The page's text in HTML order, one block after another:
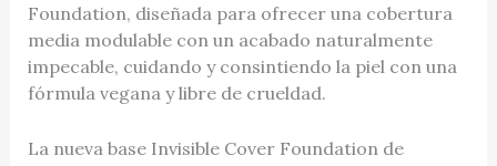
Foundation, diseñada para ofrecer una cobertura
media modulable con un acabado naturalmente
impecable, cuidando y consintiendo la piel con una
fórmula vegana y libre de crueldad.
La nueva base Invisible Cover Foundation de